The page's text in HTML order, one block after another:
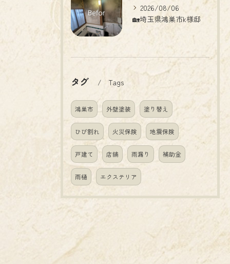
2026/08/06
🏡埼玉県鴻巣市k様邸
タグ Tags
鴻巣市 外壁塗装 塗り替え
ひび割れ 火災保険 地震保険
戸建て 店舗 雨漏り 補助金
雨樋 エクステリア